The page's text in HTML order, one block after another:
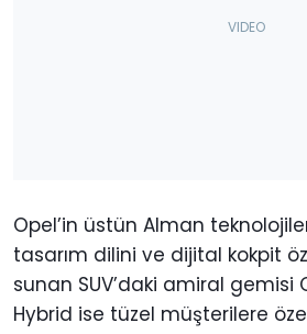
Opel’in üstün Alman
tasarım dilini ve dijital kokpit
sunan SUV’daki amiral gemisi
Hybrid ise tüzel müşterilere